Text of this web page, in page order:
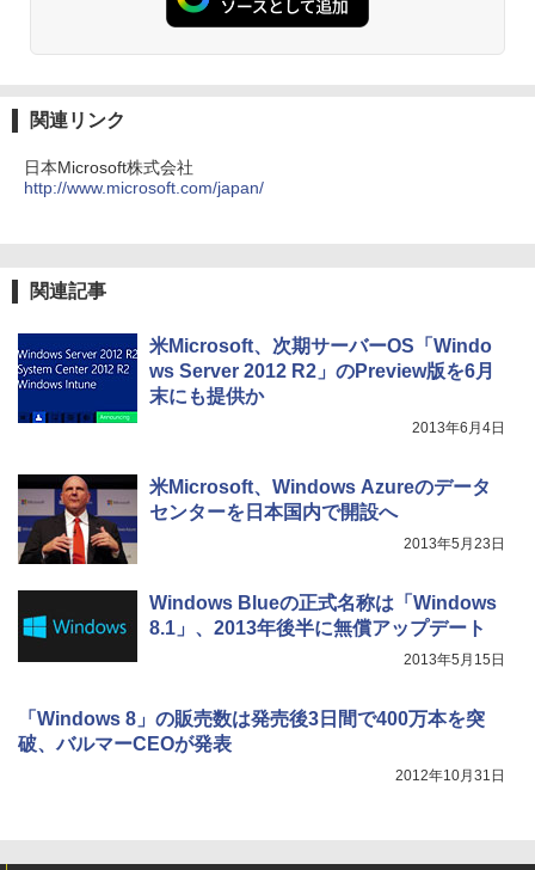
関連リンク
日本Microsoft株式会社
http://www.microsoft.com/japan/
関連記事
米Microsoft、次期サーバーOS「Windo
ws Server 2012 R2」のPreview版を6月
末にも提供か
2013年6月4日
米Microsoft、Windows Azureのデータ
センターを日本国内で開設へ
2013年5月23日
Windows Blueの正式名称は「Windows
8.1」、2013年後半に無償アップデート
2013年5月15日
「Windows 8」の販売数は発売後3日間で400万本を突
破、バルマーCEOが発表
2012年10月31日